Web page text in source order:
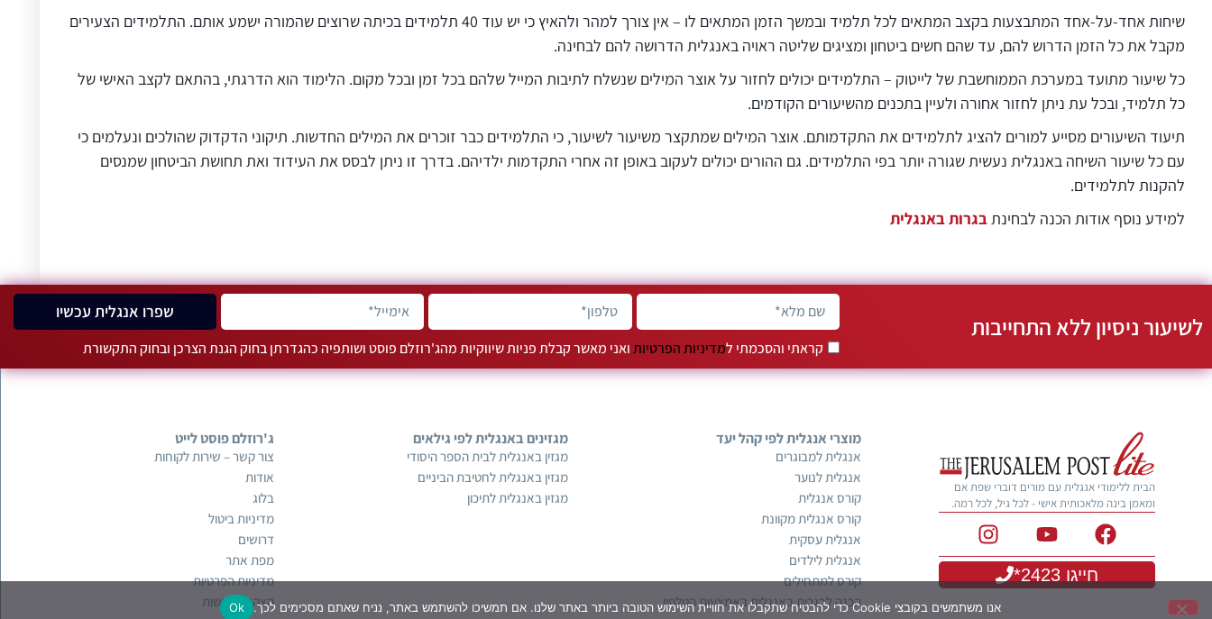
שיחות אחד-על-אחד המתבצעות בקצב המתאים לכל תלמיד ובמשך הזמן המתאים לו – אין צורך למהר ולהאיץ כי יש עוד 40 תלמידים בכיתה שרוצים שהמורה ישמע אותם. התלמידים הצעירים
מקבל את כל הזמן הדרוש להם, עד שהם חשים ביטחון ומציגים שליטה ראויה באנגלית הדרושה להם לבחינה.
כל שיעור מתועד במערכת הממוחשבת של לייטוק – התלמידים יכולים לחזור על אוצר המילים שנשלח לתיבות המייל שלהם בכל זמן ובכל מקום. הלימוד הוא הדרגתי, בהתאם לקצב האישי של
כל תלמיד, ובכל עת ניתן לחזור אחורה ולעיין בתכנים מהשיעורים הקודמים.
תיעוד השיעורים מסייע למורים להציג לתלמידים את התקדמותם. אוצר המילים שמתקצר משיעור לשיעור, כי התלמידים כבר זוכרים את המילים החדשות. תיקוני הדקדוק שהולכים ונעלמים כי
עם כל שיעור השיחה באנגלית נעשית שגורה יותר בפי התלמידים. גם ההורים יכולים לעקוב באופן זה אחרי התקדמות ילדיהם. בדרך זו ניתן לבסס את העידוד ואת תחושת הביטחון שמנסים
להקנות לתלמידים.
למידע נוסף אודות הכנה לבחינתבגרות באנגלית
לשיעור ניסיון ללא התחייבות
קראתי והסכמתי למדיניות הפרטיותואני מאשר קבלת פניות שיווקיות מהג'רוזלם פוסט ושותפיה כהגדרתן בחוק הגנת הצרכן ובחוק התקשורת
שפרו אנגלית עכשיו
הבית ללימודי אנגלית עם מורים דוברי שפת אם
ומאמן בינה מלאכותית אישי - לכל גיל, לכל רמה.
חייגו 2423*
מוצרי אנגלית לפי קהל יעד
אנגלית למבוגרים
אנגלית לנוער
קורס אנגלית
קורס אנגלית מקוונת
אנגלית עסקית
אנגלית לילדים
קורס למתחילים
הכנה לבגרות באנגלית באמצעות הטלפון
מגזינים באנגלית לפי גילאים
מגזין באנגלית לבית הספר היסודי
מגזין באנגלית לחטיבת הביניים
מגזין באנגלית לתיכון
ג'רוזלם פוסט לייט
צור קשר – שירות לקוחות
אודות
בלוג
מדיניות ביטול
דרושים
מפת אתר
מדיניות הפרטיות
הצהרת נגישות
אנו משתמשים בקובצי Cookie כדי להבטיח שתקבלו את חוויית השימוש הטובה ביותר באתר שלנו. אם תמשיכו להשתמש באתר, נניח שאתם מסכימים לכך. Ok